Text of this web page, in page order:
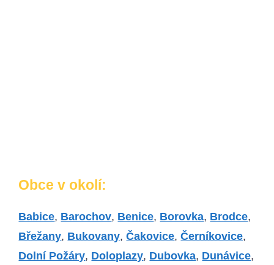
Obce v okolí:
Babice, Barochov, Benice, Borovka, Brodce,
Břežany, Bukovany,Čakovice,Černíkovice,
Dolní Požáry, Doloplazy, Dubovka, Dunávice,